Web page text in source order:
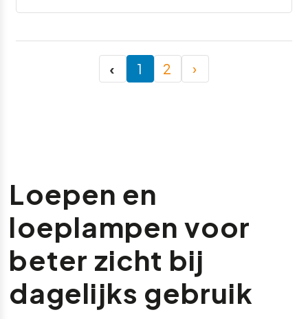
‹ 1 2 ›
Loepen en
loeplampen voor
beter zicht bij
dagelijks gebruik